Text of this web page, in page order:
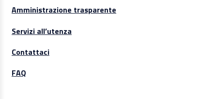
Amministrazione trasparente
Servizi all’utenza
Contattaci
FAQ